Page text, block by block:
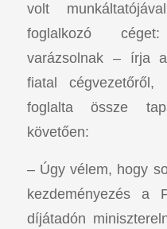
volt
foglalkozó
varázsolnak – írja
fiatal cégvezetőről,
foglalta össze
követően:
– Úgy vélem, hogy
kezdeményezés a
díjátadón